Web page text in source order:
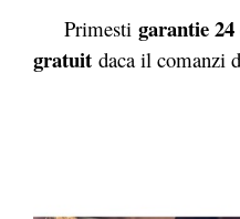
Primesti garantie
gratuit daca il comanzi